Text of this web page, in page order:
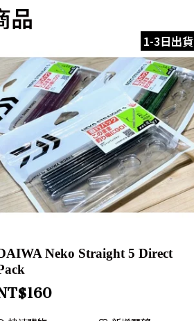
品
1-3日出貨
Neko Straight 5 Direct
160